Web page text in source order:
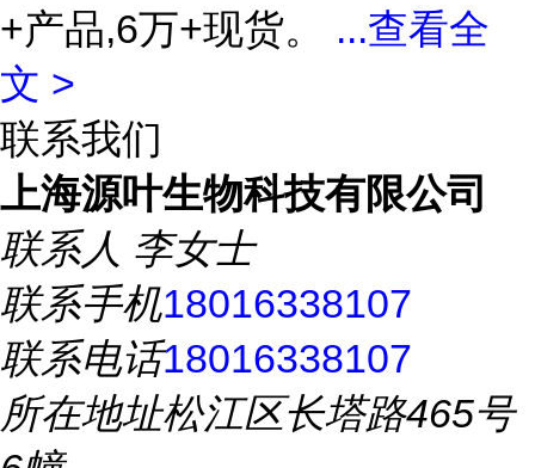
+产品,6万+现货。 ...查看全
文 >
联系我们
上海源叶生物科技有限公司
联系人 李女士
联系手机18016338107
联系电话18016338107
所在地址松江区长塔路465号